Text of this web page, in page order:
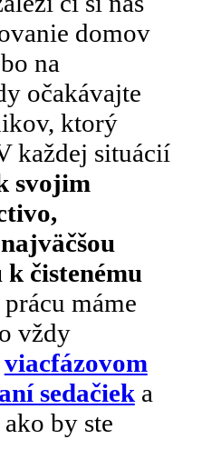
domov
na
očakávajte
ktorý
každej situácií
svojim
čistenému
prácu máme
vždy
viacfázovom
sedačiek a
by ste